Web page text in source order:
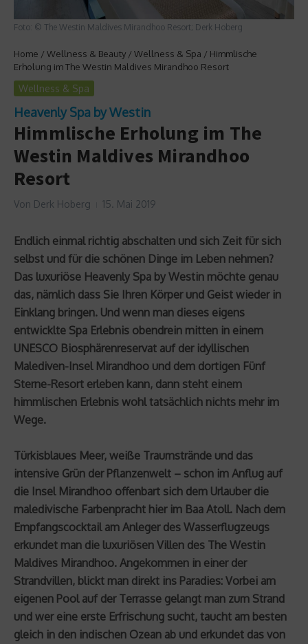
Foto: © The Westin Maldives Mirandhoo Resort; Derk Hoberg
Home / Wellness & Beauty / Wellness & Spa / Himmlische
Erholung im The Westin Maldives Mirandhoo Resort
Wellness & Spa
Heavenly Spa by Westin
Himmlische Erholung im The
Westin Maldives Mirandhoo
Resort
Von Derk Hoberg 15. Mai 2019
Endlich einmal richtig abschalten und sich Zeit für sich
selbst und für die schönen Dinge im Leben nehmen?
Das luxuriöse Heavenly Spa by Westin möchte genau
das, nämlich dass Sie Ihren Körper und Geist wieder in
Einklang bringen. Und wenn man dieses eigens
entwicklte Spa Erlebnis obendrein mitten in einem
UNESCO Biosphärenreservat auf der idyllischen
Malediven-Insel Mirandhoo und dem dortigen Fünf
Sterne-Resort erleben kann, dann steht einem
himmlischen Erlebnis wohl tatsächlich nichts mehr im
Wege.
Türkisblaues Meer, weiße Traumstrände und das
intensive Grün der Pflanzenwelt – schon im Anflug auf
die Insel Mirandhoo offenbart sich dem Urlauber die
maledivische Farbenpracht hier im Baa Atoll. Nach dem
Empfangscocktail am Anleger des Wasserflugzeugs
erkundet man die luxuriösen Villen des The Westin
Maldives Mirandhoo. Angekommen in einer der
Strandvillen, blickt man direkt ins Paradies: Vorbei am
eigenen Pool auf der Terrasse gelangt man zum Strand
und wer eine erste Erfrischung sucht, taucht am besten
gleich in den indischen Ozean ab und erkundet das von